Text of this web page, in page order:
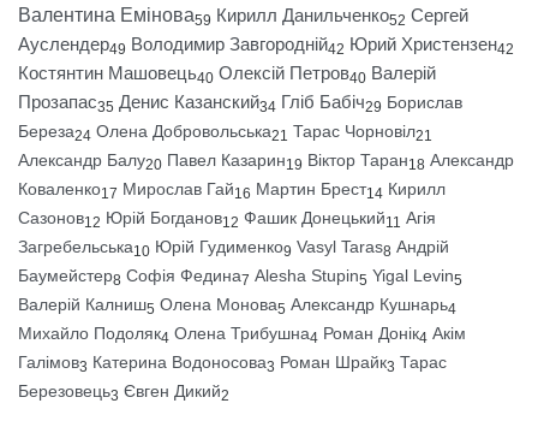
Валентина Емінова59 Кирилл Данильченко52 Сергей
Ауслендер49 Володимир Завгородній42 Юрий Христензен42
Костянтин Машовець40 Олексій Петров40 Валерій
Прозапас35 Денис Казанский34 Гліб Бабіч29 Борислав
Береза24 Олена Добровольська21 Тарас Чорновіл21
Александр Балу20 Павел Казарин19 Віктор Таран18 Александр
Коваленко17 Мирослав Гай16 Мартин Брест14 Кирилл
Сазонов12 Юрій Богданов12 Фашик Донецький11 Агія
Загребельська10 Юрій Гудименко9 Vasyl Taras8 Андрій
Баумейстер8 Софія Федина7 Alesha Stupin5 Yigal Levin5
Валерій Калниш5 Олена Монова5 Александр Кушнарь4
Михайло Подоляк4 Олена Трибушна4 Роман Донік4 Акім
Галімов3 Катерина Водоносова3 Роман Шрайк3 Тарас
Березовець3 Євген Дикий2